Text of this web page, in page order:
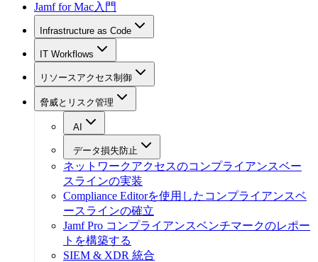
Jamf for Mac入門
Infrastructure as Code
IT Workflows
リソースアクセス制御
脅威とリスク管理
AI
データ損失防止
ネットワークアクセスのコンプライアンスベー
スラインの実装
Compliance Editorを使用したコンプライアンスベ
ースラインの確立
Jamf Pro コンプライアンスベンチマークのレポー
トを構築する
SIEM & XDR 統合